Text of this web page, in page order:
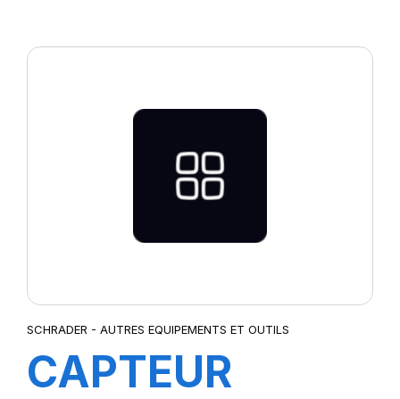
BLACK(T2200B)
SCHRADER - AUTRES EQUIPEMENTS ET OUTILS
CAPTEUR